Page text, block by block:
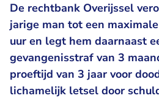
De rechtbank Overijssel
jarige man tot een
uur en legt hem daarnaast
gevangenisstraf van 3
proeftijd van 3 jaar voor
lichamelijk letsel door